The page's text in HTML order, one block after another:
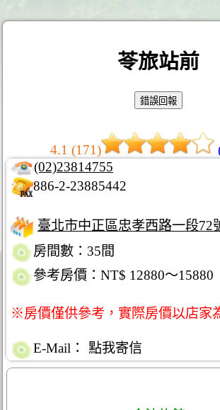
苓旅站前
4.1 (171)
(02)23814755
886-2-23885442
臺北市中正區忠孝西路一段72
房間數：35間
參考房價：NT$ 12880～15880
※房價僅供參考，實際房價以店家
E-Mail： 點我寄信